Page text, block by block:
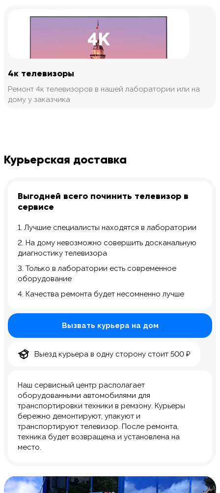
4к телевизоры
Ремонт 4к телевизоров в нашей лаборатории или на
дому у заказчика
Курьерская доставка
Выгодней всего починить телевизор в
сервисе
1. Лучшие специалисты находятся в лаборатории
2. На дому невозможно совершить досканальную
диагностику телевизора
3. Только в лаборатории есть современное
оборудование
4. Качества ремонта будет несомненно лучше
Наш сервисный центр располагает
оборудованными автомобилями для
транспортировки техники в ремзону. Курьеры
бережно демонтируют, упакуют и
транспортируют телевизор. После ремонта,
техника будет возвращена и установлена на
место.
Вызвать курьера на дом
Выезд курьера в одну сторону стоит 500 ₽